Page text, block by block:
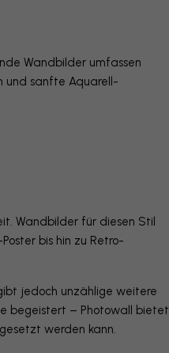
Wandbilder umfassen
und sanfte Aquarell-
Wandbilder für diesen Stil
Poster bis hin zu Retro-
jedoch unzählige weitere
begeistert – Photowall bietet
werden kann.